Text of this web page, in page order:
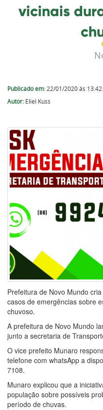
vicinais
Publicado em: 22/01/2020 ás
Autor: Eliel Kuss
Prefeitura de Novo Mundo
casos de emergências sobre
chuvoso.
A prefeitura de Novo Mundo
junto a secretaria de
O vice prefeito Munaro
telefone com whatsApp a
7108.
Munaro explicou que a
população sobre possíveis
período de chuvas.